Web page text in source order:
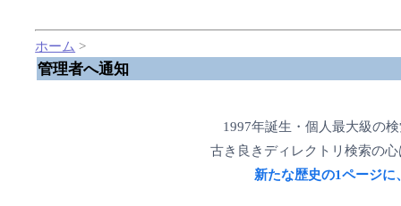
ホーム >
管理者へ通知
1997年誕生・個人最大級の
古き良きディレクトリ検索の
新たな歴史の1ページ